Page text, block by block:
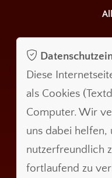
Diese
als Cookies
Computer. Wir
uns dabei helfen,
nutzerfreundlich
fortlaufend zu